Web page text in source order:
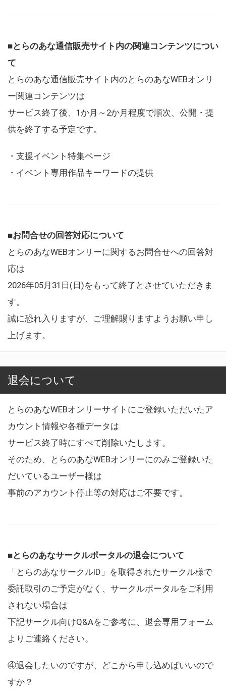
■とらのあな通信販売サイト内の関連コンテンツについ
て
とらのあな通信販売サイト内のとらのあなWEBオンリ
ー関連コンテンツは
サービス終了後、1か月～2か月程度で順次、公開・提
供を終了する予定です。
・支援イベント特集ページ
・イベント専用作品キーワードの提供
■お問合せの回答対応について
とらのあなWEBオンリーに関するお問合せへの回答対
応は
2026年05月31日(日)をもって終了とさせていただきま
す。
誠に恐れ入りますが、ご理解賜りますようお願い申し
上げます。
退会について
とらのあなWEBオンリーサイトにご登録いただいたア
カウント情報や各種データは
サービス終了時にすべて削除いたします。
そのため、とらのあなWEBオンリーにのみご登録いた
だいているユーザー様は
事前のアカウント停止等の対応はご不要です。
■とらのあなサークルポータルの退会について
「とらのあなサークルID」を取得されたサークル様で
委託取引のご予定がなく、サークルポータルをご利用
されない場合は
下記サークル向けQ&Aをご参考に、退会専用フォーム
よりご連絡ください。
④退会したいのですが、どこから申し込めばいいので
すか？